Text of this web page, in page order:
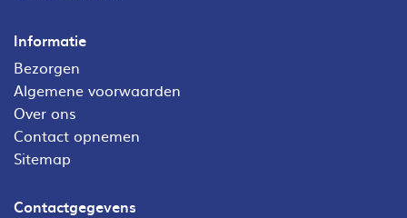
Informatie
Bezorgen
Algemene voorwaarden
Over ons
Contact opnemen
Sitemap
Contactgegevens